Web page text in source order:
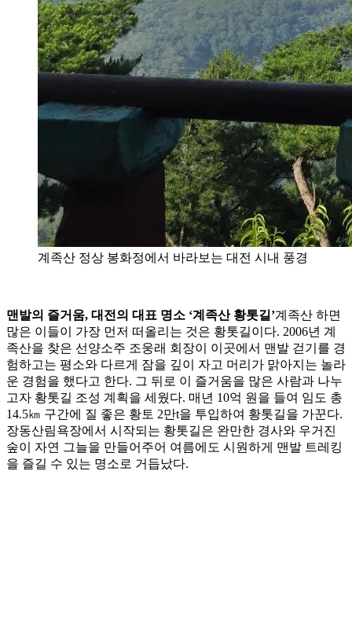
계족산 정상 봉화정에서 바라보는 대전 시내 풍경
맨발의 즐거움, 대전의 대표 명소 ‘계족산 황톳길’계족산 하면
많은 이들이 가장 먼저 떠올리는 것은 황톳길이다. 2006년 계
족산을 찾은 선양소주 조웅래 회장이 이곳에서 맨발 걷기를 경
험하고는 평소와 다르게 잠을 깊이 자고 머리가 맑아지는 놀라
운 경험을 했다고 한다. 그 뒤로 이 즐거움을 많은 사람과 나누
고자 황톳길 조성 계획을 세웠다. 매년 10억 원을 들여 임도 총
14.5㎞ 구간에 질 좋은 황토 2만t을 투입하여 황톳길을 가꾼다.
장동산림욕장에서 시작되는 황톳길은 완만한 경사와 우거진
숲이 자연 그늘을 만들어주어 여름에도 시원하게 맨발 트레킹
을 즐길 수 있는 명소로 거듭났다.